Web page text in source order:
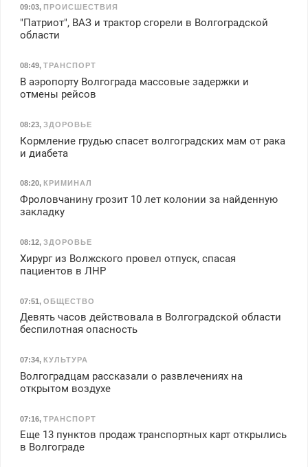
09:03, ПРОИСШЕСТВИЯ
"Патриот", ВАЗ и трактор сгорели в Волгоградской
области
08:49, ТРАНСПОРТ
В аэропорту Волгограда массовые задержки и
отмены рейсов
08:23, ЗДОРОВЬЕ
Кормление грудью спасет волгоградских мам от рака
и диабета
08:20, КРИМИНАЛ
Фроловчанину грозит 10 лет колонии за найденную
закладку
08:12, ЗДОРОВЬЕ
Хирург из Волжского провел отпуск, спасая
пациентов в ЛНР
07:51, ОБЩЕСТВО
Девять часов действовала в Волгоградской области
беспилотная опасность
07:34, КУЛЬТУРА
Волгоградцам рассказали о развлечениях на
открытом воздухе
07:16, ТРАНСПОРТ
Еще 13 пунктов продаж транспортных карт открылись
в Волгограде